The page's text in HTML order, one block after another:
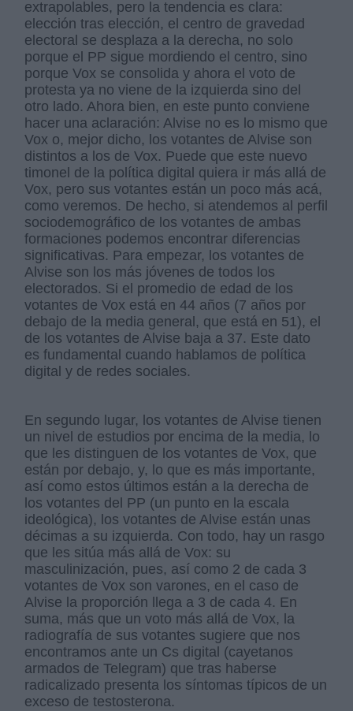
extrapolables, pero la tendencia es clara:
elección tras elección, el centro de gravedad
electoral se desplaza a la derecha, no solo
porque el PP sigue mordiendo el centro, sino
porque Vox se consolida y ahora el voto de
protesta ya no viene de la izquierda sino del
otro lado. Ahora bien, en este punto conviene
hacer una aclaración: Alvise no es lo mismo que
Vox o, mejor dicho, los votantes de Alvise son
distintos a los de Vox. Puede que este nuevo
timonel de la política digital quiera ir más allá de
Vox, pero sus votantes están un poco más acá,
como veremos. De hecho, si atendemos al perfil
sociodemográfico de los votantes de ambas
formaciones podemos encontrar diferencias
significativas. Para empezar, los votantes de
Alvise son los más jóvenes de todos los
electorados. Si el promedio de edad de los
votantes de Vox está en 44 años (7 años por
debajo de la media general, que está en 51), el
de los votantes de Alvise baja a 37. Este dato
es fundamental cuando hablamos de política
digital y de redes sociales.
En segundo lugar, los votantes de Alvise tienen
un nivel de estudios por encima de la media, lo
que les distinguen de los votantes de Vox, que
están por debajo, y, lo que es más importante,
así como estos últimos están a la derecha de
los votantes del PP (un punto en la escala
ideológica), los votantes de Alvise están unas
décimas a su izquierda. Con todo, hay un rasgo
que les sitúa más allá de Vox: su
masculinización, pues, así como 2 de cada 3
votantes de Vox son varones, en el caso de
Alvise la proporción llega a 3 de cada 4. En
suma, más que un voto más allá de Vox, la
radiografía de sus votantes sugiere que nos
encontramos ante un Cs digital (cayetanos
armados de Telegram) que tras haberse
radicalizado presenta los síntomas típicos de un
exceso de testosterona.